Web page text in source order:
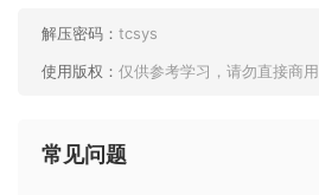
解压密码： tcsys
使用版权： 仅供参考学习，请勿直接商用
常见问题